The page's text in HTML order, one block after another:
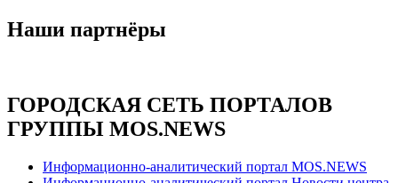
Наши партнёры
ГОРОДСКАЯ СЕТЬ ПОРТАЛОВ
ГРУППЫ MOS.NEWS
Информационно-аналитический портал MOS.NEWS